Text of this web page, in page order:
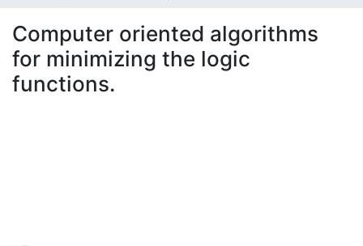
À propos
Computer oriented algorithms
for minimizing the logic
functions.